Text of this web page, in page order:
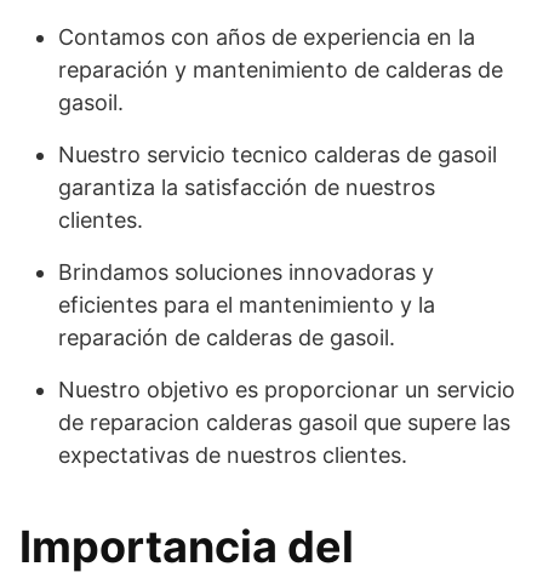
Contamos con años de experiencia en la
reparación y mantenimiento de calderas de
gasoil.
Nuestro servicio tecnico calderas de gasoil
garantiza la satisfacción de nuestros
clientes.
Brindamos soluciones innovadoras y
eficientes para el mantenimiento y la
reparación de calderas de gasoil.
Nuestro objetivo es proporcionar un servicio
de reparacion calderas gasoil que supere las
expectativas de nuestros clientes.
Importancia del